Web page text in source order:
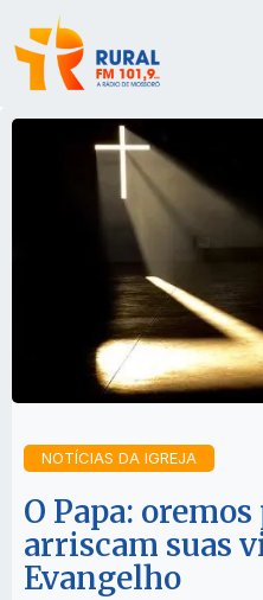
NOTÍCIAS DA IGREJA
O Papa:
arriscam suas
Evangelho